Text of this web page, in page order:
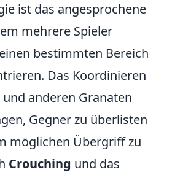
ist das angesprochene
mehrere Spieler
bestimmten Bereich
Das Koordinieren
und anderen Granaten
Gegner zu überlisten
möglichen Übergriff zu
Crouching und das